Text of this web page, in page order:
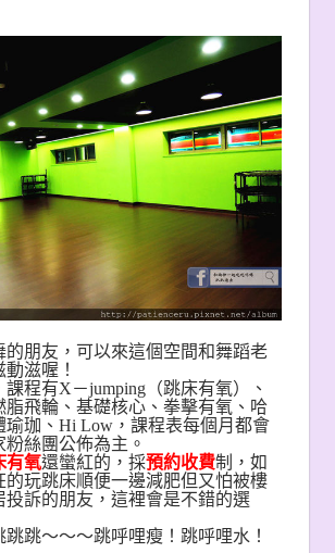
的朋友，可以來這個空間和舞蹈老
滋喔！
程有X－jumping（跳床有氧）、
脂飛輪、基礎核心、拳擊有氧、哈
瑜珈、Hi Low，課程表每個月都會
粉絲團公佈為主。
有氧還蠻紅的，採預約收費制，如
的玩跳床順便一邊減肥但又怕被樓
投訴的朋友，這裡會是不錯的選
跳跳～～～跳呼哩瘦！跳呼哩水！